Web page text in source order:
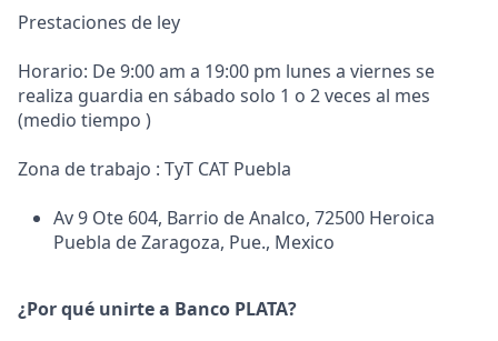
Prestaciones de ley
Horario: De 9:00 am a 19:00 pm lunes a viernes se
realiza guardia en sábado solo 1 o 2 veces al mes
(medio tiempo )
Zona de trabajo : TyT CAT Puebla
Av 9 Ote 604, Barrio de Analco, 72500 Heroica
Puebla de Zaragoza, Pue., Mexico
¿Por qué unirte a Banco PLATA?